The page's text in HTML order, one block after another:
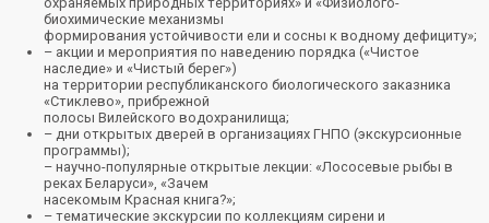
биохимические механизмы
формирования устойчивости ели и сосны к водному дефициту»;
– акции и мероприятия по наведению порядка («Чистое
наследие» и «Чистый берег»)
на территории республиканского биологического заказника
«Стиклево», прибрежной
полосы Вилейского водохранилища;
– дни открытых дверей в организациях ГНПО (экскурсионные
программы);
– научно-популярные открытые лекции: «Лососевые рыбы в
реках Беларуси», «Зачем
насекомым Красная книга?»;
– тематические экскурсии по коллекциям сирени и